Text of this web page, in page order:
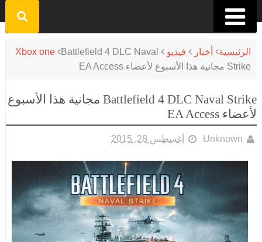
الرئيسية أخبار فيديو Xbox one
Battlefield 4 DLC Naval
Strike مجانية هذا الأسبوع لأعضاء EA Access
Battlefield 4 DLC Naval Strike مجانية هذا الأسبوع
لأعضاء EA Access
Unknown أغسطس 28, 2015